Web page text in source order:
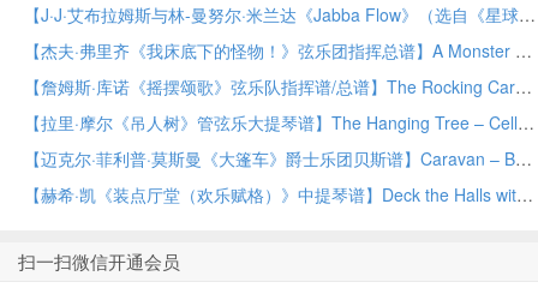
【J·J·艾布拉姆斯与林-曼努尔·米兰达《Jabba Flow》（选自《星球大战：原力觉醒》）大提琴与管弦乐谱】Jabba Flow (from Star Wars: The Force Awakens) – Cello by J.J. Abrams and Lin-Manuel Miranda Orchestra PDF乐谱下载
【杰夫·弗里齐《我床底下的怪物！》弦乐团指挥总谱】A Monster Under My Bed! – Conductor Score (Full Score) by Jeff Frizzi String Orchestra PDF乐谱下载
【詹姆斯·库诺《摇摆颂歌》弦乐队指挥谱/总谱】The Rocking Carol – Conductor Score (Full Score) by James Curnow String Orchestra PDF乐谱下载
【拉里·摩尔《吊人树》管弦乐大提琴谱】The Hanging Tree – Cello by Larry Moore Orchestra PDF乐谱下载
【迈克尔·菲利普·莫斯曼《大篷车》爵士乐团贝斯谱】Caravan – Bass by Michael Philip Mossman Jazz Ensemble PDF乐谱下载
【赫希·凯《装点厅堂（欢乐赋格）》中提琴谱】Deck the Halls with Boughs of Holly (A Merry Fugue) – Viola by Hershy Kay Orchestra PDF乐谱下载
扫一扫微信开通会员